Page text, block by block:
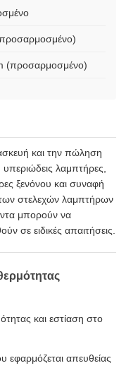
(προσαρμοσμένο)
και την πώληση
λαμπτήρες,
ξενόνου και συναφή
στελεχών λαμπτήρων
μπορούν να
σε ειδικές απαιτήσεις.
και εστίαση στο
εφαρμόζεται απευθείας